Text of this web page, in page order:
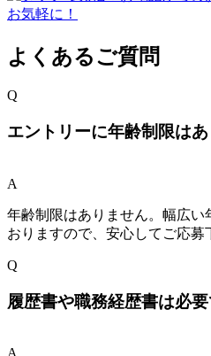
よくあるご質問
Q
エントリーに年齢制限は
A
年齢制限はありません。幅広い
おりますので、安心してご応募
Q
履歴書や職務経歴書は必要